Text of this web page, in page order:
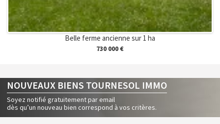
Belle ferme ancienne sur 1 ha
730 000 €
NOUVEAUX BIENS TOURNESOL IMMO
Soyez notifié gratuitement par email
dès qu’un nouveau bien correspond à vos critères.